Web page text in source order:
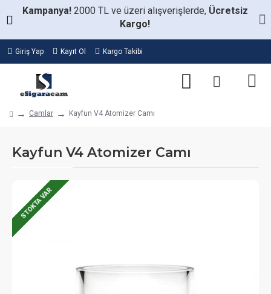
Kampanya! 2000 TL ve üzeri alışverişlerde, Ücretsiz
Kargo!
Giriş Yap Kayıt Ol Kargo Takibi
Camlar Kayfun V4 Atomizer Camı
Kayfun V4 Atomizer Camı
STOKTA VAR